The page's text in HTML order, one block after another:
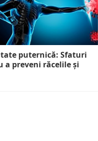
puternică: Sfaturi
a preveni răcelile și